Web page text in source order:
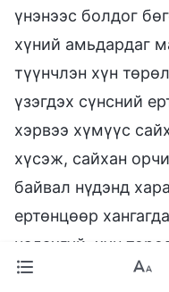
үнэнээс болдог
хүний амьдардаг
түүнчлэн хүн
үзэгдэх сүнсний
хэрвээ хүмүүс
хүсэж, сайхан
байвал нүдэнд
ертөнцөөр
чадахгүй, хүн
зүйлийг захирч,